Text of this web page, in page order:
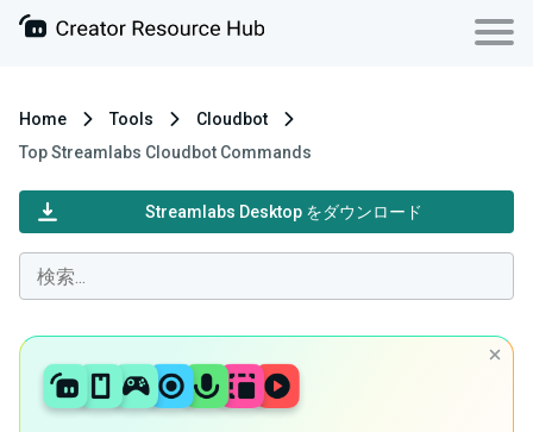
Home Tools
Cloudbot
Top Streamlabs Cloudbot Commands
Streamlabs Desktop をダウンロード